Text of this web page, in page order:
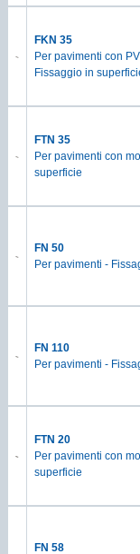
FKN 35
Per pavimenti con
Fissaggio in
FTN 35
Per pavimenti con
superficie
FN 50
Per pavimenti -
FN 110
Per pavimenti -
FTN 20
Per pavimenti con
superficie
FN 58